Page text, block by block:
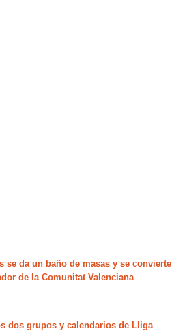
se da un baño de masas y se convierte
de la Comunitat Valenciana
dos grupos y calendarios de Lliga